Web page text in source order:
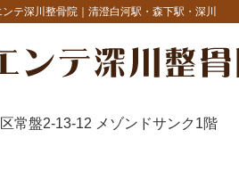
ンテ深川整骨院｜清澄白河駅・森下駅・深川
常盤2-13-12 メゾンドサンク1階